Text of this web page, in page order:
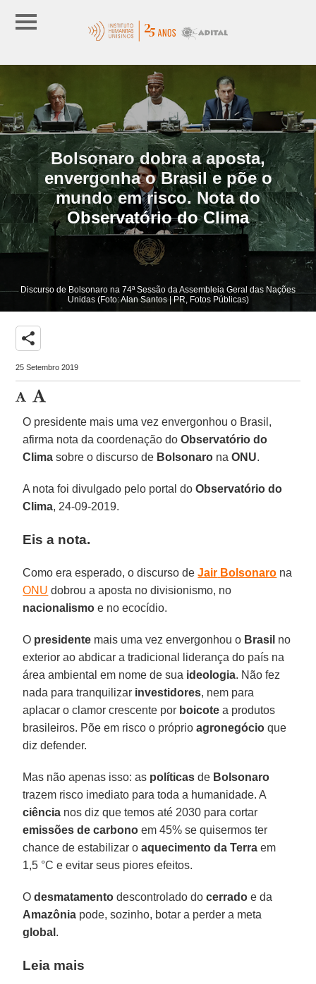
Bolsonaro dobra a aposta,
envergonha o Brasil e põe o
mundo em risco. Nota do
Observatório do Clima
Discurso de Bolsonaro na 74ª Sessão da Assembleia Geral das Nações
Unidas (Foto: Alan Santos | PR, Fotos Públicas)
share
25 Setembro 2019
O presidente mais uma vez envergonhou o Brasil,
afirma nota da coordenação doObservatório do
Clima sobre o discurso de Bolsonaro naONU.
A nota foi divulgado pelo portal doObservatório do
Clima, 24-09-2019.
Eis a nota.
Como era esperado, o discurso deJair Bolsonaro na
ONU dobrou a aposta no divisionismo, no
nacionalismo e no ecocídio.
O presidente mais uma vez envergonhou o Brasil no
exterior ao abdicar a tradicional liderança do país na
área ambiental em nome de sua ideologia. Não fez
nada para tranquilizar investidores, nem para
aplacar o clamor crescente por boicote a produtos
brasileiros. Põe em risco o próprioagronegócio que
diz defender.
Mas não apenas isso: as políticas de Bolsonaro
trazem risco imediato para toda a humanidade. A
ciência nos diz que temos até 2030 para cortar
emissões de carbono em 45% se quisermos ter
chance de estabilizar oaquecimento da Terra em
1,5 °C e evitar seus piores efeitos.
Odesmatamento descontrolado docerrado e da
Amazônia pode, sozinho, botar a perder a meta
global .
Leia mais